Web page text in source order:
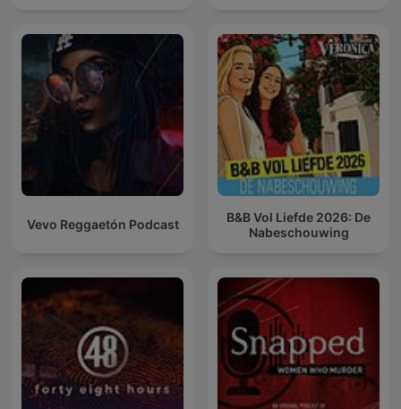
Vevo Reggaetón Podcast
B&B Vol Liefde 2026: De
Nabeschouwing